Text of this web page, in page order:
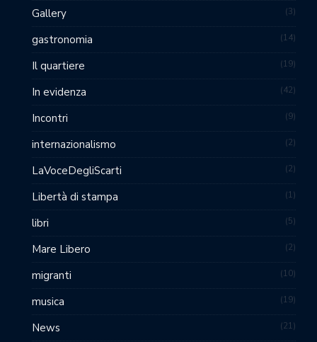
Gallery 3
gastronomia 14
Il quartiere 19
In evidenza 42
Incontri 9
internazionalismo 2
LaVoceDegliScarti 2
Libertà di stampa 1
libri 5
Mare Libero 2
migranti 10
musica 19
News 21